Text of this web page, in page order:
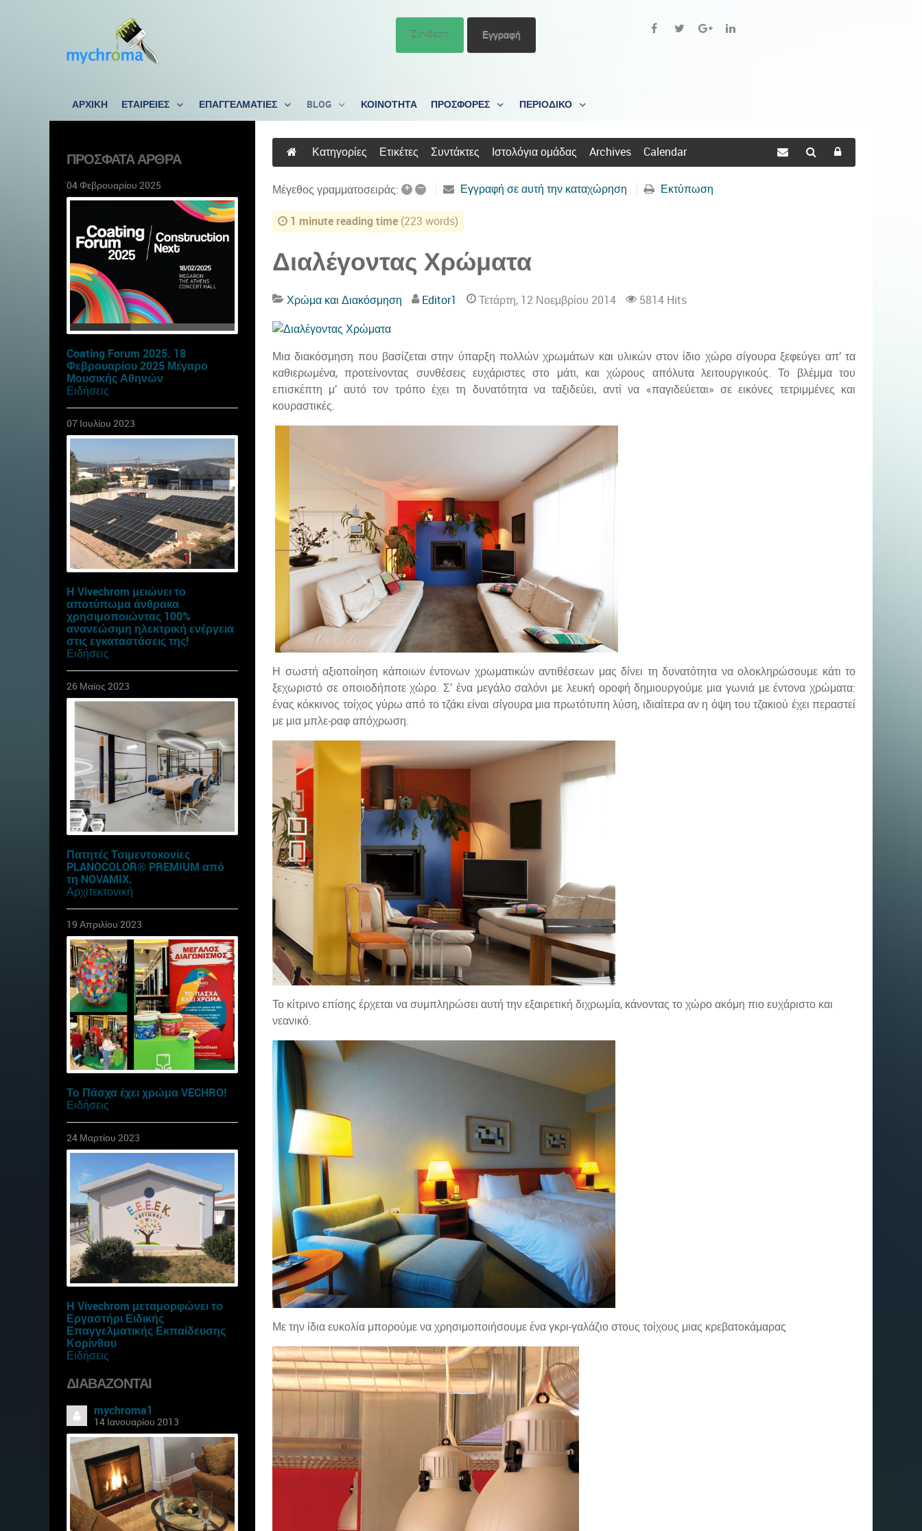
Σύνδεση Εγγραφή
ΑΡΧΙΚΗ ΕΤΑΙΡΕΙΕΣ ΕΠΑΓΓΕΛΜΑΤΙΕΣ BLOG ΚΟΙΝΟΤΗΤΑ ΠΡΟΣΦΟΡΕΣ ΠΕΡΙΟΔΙΚΟ
ΠΡΌΣΦΑΤΑ ΆΡΘΡΑ
04 Φεβρουαρίου 2025
Coating Forum 2025. 18
Φεβρουαρίου 2025 Μέγαρο
Μουσικής Αθηνών
Ειδήσεις
07 Ιουλίου 2023
Η Vivechrom μειώνει το
αποτύπωμα άνθρακα
χρησιμοποιώντας 100%
ανανεώσιμη ηλεκτρική ενέργεια
στις εγκαταστάσεις της!
Ειδήσεις
26 Μαϊος 2023
Πατητές Τσιμεντοκονίες
PLANOCOLOR® PREMIUM από
τη NOVAMIX.
Αρχιτεκτονική
19 Απριλίου 2023
Το Πάσχα έχει χρώμα VECHRO!
Ειδήσεις
24 Μαρτίου 2023
Η Vivechrom μεταμορφώνει το
Εργαστήρι Ειδικής
Επαγγελματικής Εκπαίδευσης
Κορίνθου
Ειδήσεις
ΔΙΑΒΆΖΟΝΤΑΙ
mychroma1
14 Ιανουαρίου 2013
Κατηγορίες Ετικέτες Συντάκτες Ιστολόγια ομάδας Archives Calendar
Μέγεθος γραμματοσειράς: + – Εγγραφή σε αυτή την καταχώρηση Εκτύπωση
1 minute reading time (223 words)
Διαλέγοντας Χρώματα
Χρώμα και Διακόσμηση Editor1 Τετάρτη, 12 Νοεμβρίου 2014 5814 Hits
Μια διακόσμηση που βασίζεται στην ύπαρξη πολλών χρωμάτων και υλικών στον ίδιο χώρο σίγουρα ξεφεύγει απ’ τα
καθιερωμένα, προτείνοντας συνθέσεις ευχάριστες στο μάτι, και χώρους απόλυτα λειτουργικούς. Το βλέμμα του
επισκέπτη μ’ αυτό τον τρόπο έχει τη δυνατότητα να ταξιδεύει, αντί να «παγιδεύεται» σε εικόνες τετριμμένες και
κουραστικές.
Η σωστή αξιοποίηση κάποιων έντονων χρωματικών αντιθέσεων μας δίνει τη δυνατότητα να ολοκληρώσουμε κάτι το
ξεχωριστό σε οποιοδήποτε χώρο. Σ’ ένα μεγάλο σαλόνι με λευκή οροφή δημιουργούμε μια γωνιά με έντονα χρώματα:
ένας κόκκινος τοίχος γύρω από το τζάκι είναι σίγουρα μια πρωτότυπη λύση, ιδιαίτερα αν η όψη του τζακιού έχει περαστεί
με μια μπλε-ραφ απόχρωση.
Το κίτρινο επίσης έρχεται να συμπληρώσει αυτή την εξαιρετική διχρωμία, κάνοντας το χώρο ακόμη πιο ευχάριστο και
νεανικό.
Με την ίδια ευκολία μπορούμε να χρησιμοποιήσουμε ένα γκρι-γαλάζιο στους τοίχους μιας κρεβατοκάμαρας